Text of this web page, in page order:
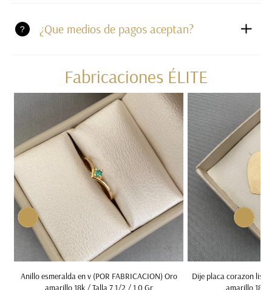
¿Que medios de pagos aceptan?
Fabricaciones ÉLITE
Anillo esmeralda en v (POR FABRICACION) Oro
amarillo 18k / Talla 7 1/2 / 1,0 Gr
Dije placa corazon lisa
amarillo 18k